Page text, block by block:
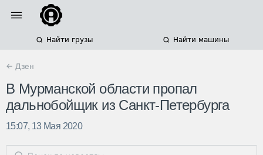
Найти грузы Найти машины
← Дзен
В Мурманской области пропал
дальнобойщик из Санкт-Петербурга
15:07, 13 Мая 2020